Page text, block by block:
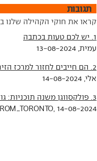
תגובות
קראו את חוקי הקהילה שלנו ב
1. יש לכם טעות בכתבה
עמית, 13-08-2024
2. הם חייבים לחזור למרכז הזירה - מכירת חשמליות
אלי, 14-08-2024
3. פולקסווגן משנה תוכניות: גולף חשמלית תוצג מוקדם מהצפוי
14-08-2024